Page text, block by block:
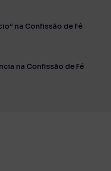
na Confissão de Fé
na Confissão de Fé